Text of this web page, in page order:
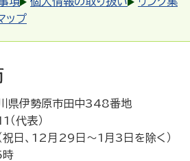
ップ
伊勢原市田中348番地
代表）
祝日、12月29日～1月3日を除く）
時